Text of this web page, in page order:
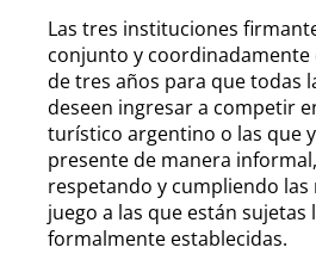
Las tres instituciones
conjunto y
de tres años para que todas
deseen ingresar a competir
turístico argentino o las que
presente de manera
respetando y cumpliendo las
juego a las que están sujetas
formalmente establecidas.